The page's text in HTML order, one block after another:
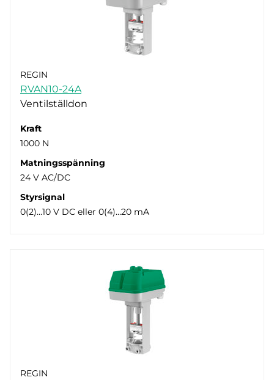
REGIN
RVAN10-24A
Ventilställdon
Kraft
1000 N
Matningsspänning
24 V AC/DC
Styrsignal
0(2)…10 V DC eller 0(4)…20 mA
REGIN